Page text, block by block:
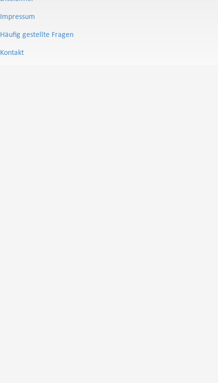
Impressum
Häufig gestellte Fragen
Kontakt